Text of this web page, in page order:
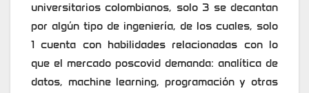
universitarios colombianos, solo 3 se decantan
por algún tipo de ingeniería, de los cuales, solo
1 cuenta con habilidades relacionadas con lo
que el mercado poscovid demanda: analítica de
datos, machine learning, programación y otras